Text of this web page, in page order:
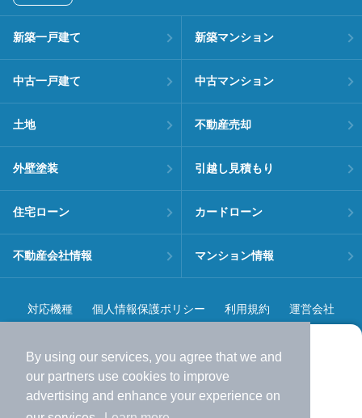
By using our services, you agree that we and
our partners use cookies to improve
advertising and enhance your experience on
より使いやすくなった
アプリで物件探ししませんか？
サクサク動く地図で物件検索
新築一戸建て 新築マンション
中古一戸建て 中古マンション
土地 不動産売却
外壁塗装 引越し見積もり
住宅ローン カードローン
不動産会社情報 マンション情報
対応機種 個人情報保護ポリシー 利用規約 運営会社